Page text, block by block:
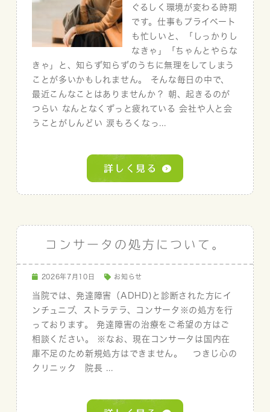
ぐるしく環境が変わる時期
です。仕事もプライベート
も忙しいと、「しっかりし
なきゃ」「ちゃんとやらな
きゃ」と、知らず知らずのうちに無理をしてしまう
ことが多いかもしれません。 そんな毎日の中で、
最近こんなことはありませんか？ 朝、起きるのが
つらい なんとなくずっと疲れている 会社や人と会
うことがしんどい 涙もろくなっ...
コンサータの処方について。
2026年7月10日 お知らせ
当院では、発達障害（ADHD)と診断された方にイ
ンチュニブ、ストラテラ、コンサータ※の処方を行
っております。 発達障害の治療をご希望の方はご
相談ください。 ※なお、現在コンサータは国内在
庫不足のため新規処方はできません。 つきじ心の
クリニック 院長 ...